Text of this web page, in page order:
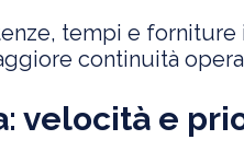
tempi e
continuità
velocità e